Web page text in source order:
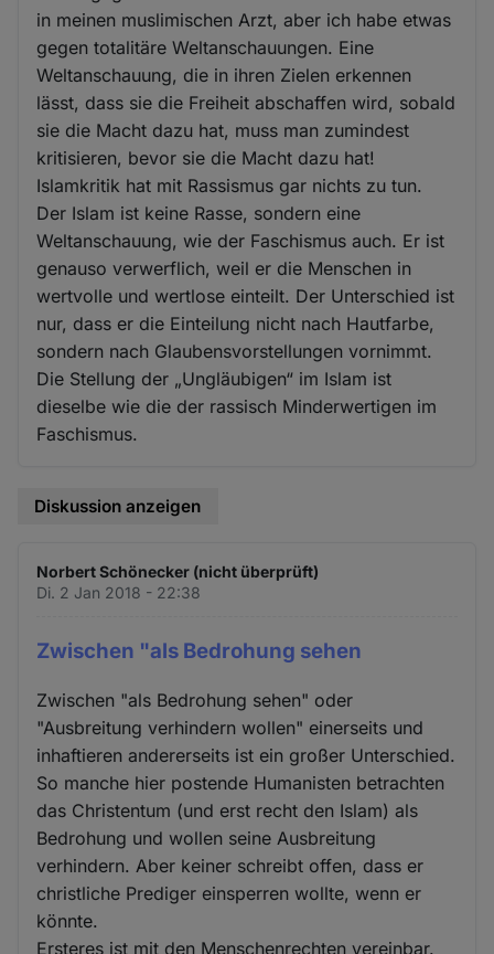
in meinen muslimischen Arzt, aber ich habe etwas
gegen totalitäre Weltanschauungen. Eine
Weltanschauung, die in ihren Zielen erkennen
lässt, dass sie die Freiheit abschaffen wird, sobald
sie die Macht dazu hat, muss man zumindest
kritisieren, bevor sie die Macht dazu hat!
Islamkritik hat mit Rassismus gar nichts zu tun.
Der Islam ist keine Rasse, sondern eine
Weltanschauung, wie der Faschismus auch. Er ist
genauso verwerflich, weil er die Menschen in
wertvolle und wertlose einteilt. Der Unterschied ist
nur, dass er die Einteilung nicht nach Hautfarbe,
sondern nach Glaubensvorstellungen vornimmt.
Die Stellung der „Ungläubigen“ im Islam ist
dieselbe wie die der rassisch Minderwertigen im
Faschismus.
Diskussion anzeigen
Norbert Schönecker (nicht überprüft)
Di. 2 Jan 2018 - 22:38
Zwischen "als Bedrohung sehen
Zwischen "als Bedrohung sehen" oder
"Ausbreitung verhindern wollen" einerseits und
inhaftieren andererseits ist ein großer Unterschied.
So manche hier postende Humanisten betrachten
das Christentum (und erst recht den Islam) als
Bedrohung und wollen seine Ausbreitung
verhindern. Aber keiner schreibt offen, dass er
christliche Prediger einsperren wollte, wenn er
könnte.
Ersteres ist mit den Menschenrechten vereinbar.